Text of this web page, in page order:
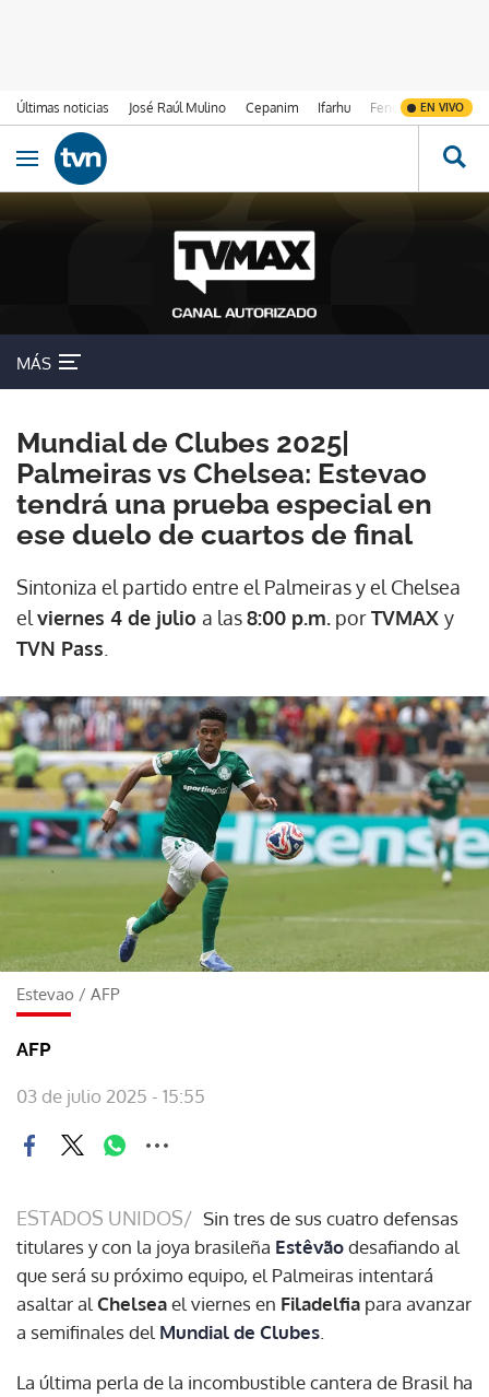
Últimas noticias José Raúl Mulino Cepanim Ifarhu Fenómeno de El
EN VIVO
Ir al contenido
Obrir navegació
MÁS
Mundial de Clubes 2025|
Palmeiras vs Chelsea: Estevao
tendrá una prueba especial en
ese duelo de cuartos de final
Sintoniza el partido entre el Palmeiras y el Chelsea
el viernes 4 de julio a las8:00 p.m. porTVMAX y
TVN Pass
Estevao / AFP
AFP
03 de julio 2025 - 15:55
ESTADOS UNIDOS/ Sin tres de sus cuatro defensas
titulares y con la joya brasileña Estêvãodesafiando al
que será su próximo equipo, el Palmeiras intentará
asaltar al Chelseael viernes en Filadelfia para avanzar
a semifinales del Mundial de Clubes
La última perla de la incombustible cantera de Brasil ha